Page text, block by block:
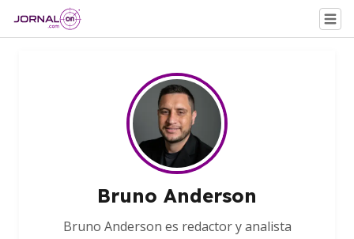
Bruno Anderson
Bruno Anderson es redactor y analista